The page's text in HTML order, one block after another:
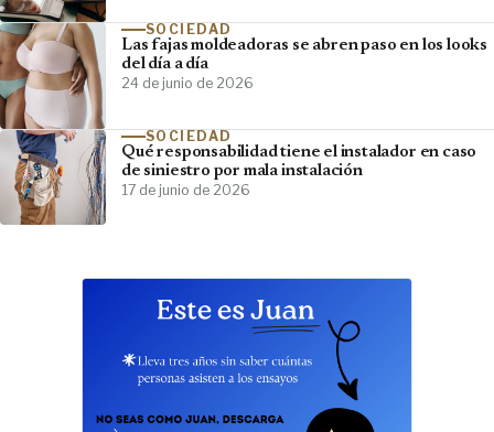
SOCIEDAD
Las fajas moldeadoras se abren paso en los looks
del día a día
24 de junio de 2026
SOCIEDAD
Qué responsabilidad tiene el instalador en caso
de siniestro por mala instalación
17 de junio de 2026